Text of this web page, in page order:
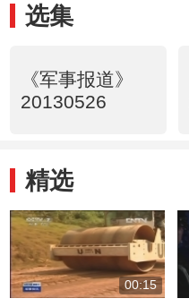
选集
《军事报道》
20130526
精选
00:15